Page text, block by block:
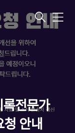
메
뉴
전문가
안내